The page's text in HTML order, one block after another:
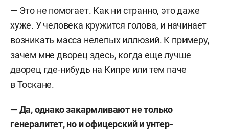
— Это не помогает. Как ни странно, это даже
хуже. У человека кружится голова, и начинает
возникать масса нелепых иллюзий. К примеру,
зачем мне дворец здесь, когда еще лучше
дворец где-нибудь на Кипре или тем паче
в Тоскане.
— Да, однако закармливают не только
генералитет, но и офицерский и унтер-